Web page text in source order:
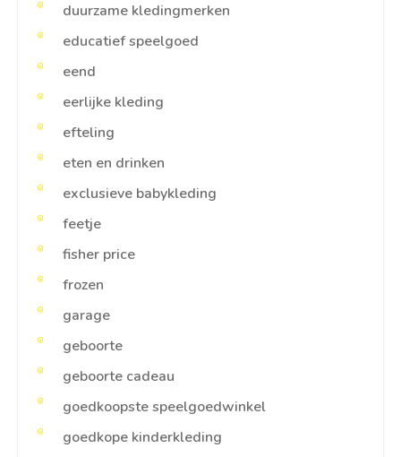
duurzame kledingmerken
educatief speelgoed
eend
eerlijke kleding
efteling
eten en drinken
exclusieve babykleding
feetje
fisher price
frozen
garage
geboorte
geboorte cadeau
goedkoopste speelgoedwinkel
goedkope kinderkleding